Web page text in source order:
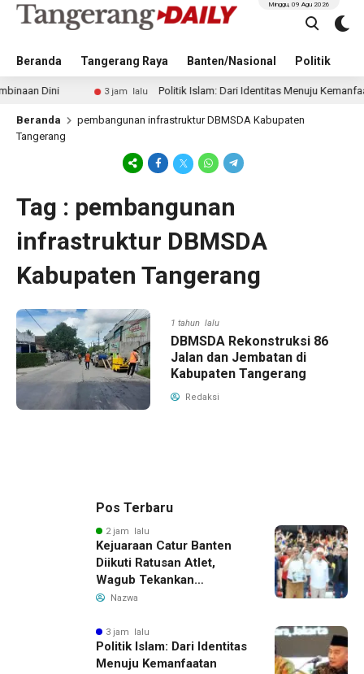
Beranda Tangerang Raya Banten/Nasional Politik
Minggu, 09 Agu 2026
Dini 3 jam lalu Politik Islam: Dari Identitas Menuju Kemanfaatan
Beranda
pembangunan infrastruktur DBMSDA Kabupaten
Tangerang
Tag : pembangunan
infrastruktur DBMSDA
Kabupaten Tangerang
1 tahun lalu
DBMSDA Rekonstruksi 86
Jalan dan Jembatan di
Kabupaten Tangerang
Redaksi
Pos Terbaru
2 jam lalu
Kejuaraan Catur Banten
Diikuti Ratusan Atlet,
Wagub Tekankan
Pembinaan Dini
Nazwa
3 jam lalu
Politik Islam: Dari Identitas
Menuju Kemanfaatan